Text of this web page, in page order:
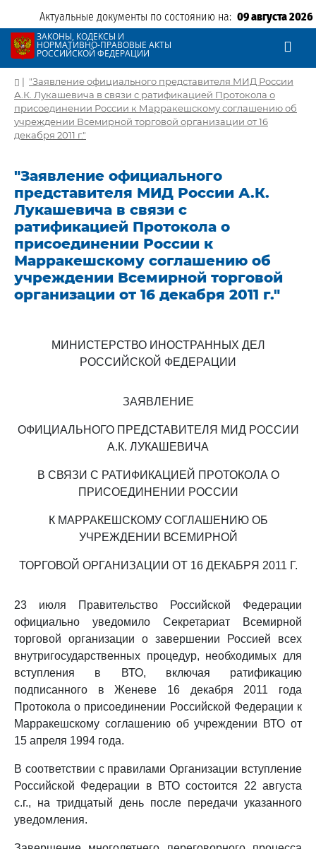
Актуальные документы по состоянию на: 09 августа 2026
ЗАКОНЫ, КОДЕКСЫ И
НОРМАТИВНО-ПРАВОВЫЕ АКТЫ
РОССИЙСКОЙ ФЕДЕРАЦИИ
| "Заявление официального представителя МИД России
А.К. Лукашевича в связи с ратификацией Протокола о
присоединении России к Марракешскому соглашению об
учреждении Всемирной торговой организации от 16
декабря 2011 г."
"Заявление официального
представителя МИД России А.К.
Лукашевича в связи с
ратификацией Протокола о
присоединении России к
Марракешскому соглашению об
учреждении Всемирной торговой
организации от 16 декабря 2011 г."
МИНИСТЕРСТВО ИНОСТРАННЫХ ДЕЛ
РОССИЙСКОЙ ФЕДЕРАЦИИ
ЗАЯВЛЕНИЕ
ОФИЦИАЛЬНОГО ПРЕДСТАВИТЕЛЯ МИД РОССИИ
А.К. ЛУКАШЕВИЧА
В СВЯЗИ С РАТИФИКАЦИЕЙ ПРОТОКОЛА О
ПРИСОЕДИНЕНИИ РОССИИ
К МАРРАКЕШСКОМУ СОГЛАШЕНИЮ ОБ
УЧРЕЖДЕНИИ ВСЕМИРНОЙ
ТОРГОВОЙ ОРГАНИЗАЦИИ ОТ 16 ДЕКАБРЯ 2011 Г.
23 июля Правительство Российской Федерации
официально уведомило Секретариат Всемирной
торговой организации о завершении Россией всех
внутригосударственных процедур, необходимых для
вступления в ВТО, включая ратификацию
подписанного в Женеве 16 декабря 2011 года
Протокола о присоединении Российской Федерации к
Марракешскому соглашению об учреждении ВТО от
15 апреля 1994 года.
В соответствии с правилами Организации вступление
Российской Федерации в ВТО состоится 22 августа
с.г., на тридцатый день после передачи указанного
уведомления.